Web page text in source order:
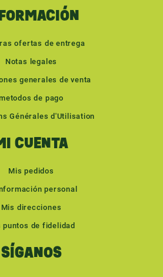
ofertas de entrega
Notas legales
generales de venta
de pago
Générales d'Utilisation
CUENTA
Mis pedidos
personal
Mis direcciones
puntos de fidelidad
SÍGANOS